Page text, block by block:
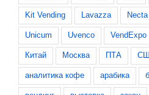
Kit Vending Lavazza Necta
Unicum Uvenco VendExpo
Китай Москва ПТА
аналитика кофе арабика